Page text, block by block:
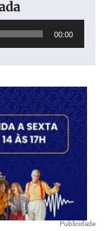
00:00
Publicidade